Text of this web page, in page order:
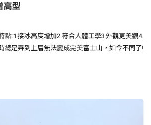
高型
點:1.接冰高度增加2.符合人體工學3.外觀更美觀4.
總是弄到上層無法變成完美富士山，如今不同了!